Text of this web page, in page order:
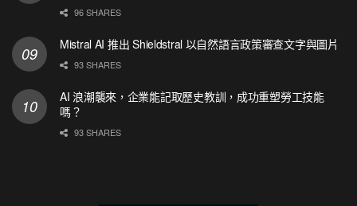
96 SHARES
Mistral AI 推出 Shieldstral 以自然語言政策審查文字與圖片
93 SHARES
AI 浪潮襲來，企業能記取歷史教訓，成功重塑勞工技能
嗎？
93 SHARES